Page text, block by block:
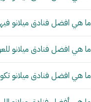
ما هي افضل فنادق ميلانو
ما هي افضل فنادق ميلانو
ما هي افضل فنادق ميلانو